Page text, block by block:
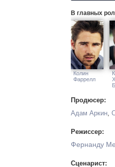
В главных
Колин
Фаррелл
Продюсер:
Адам Аркин,
Режиссер:
Фернанду
Сценарист: